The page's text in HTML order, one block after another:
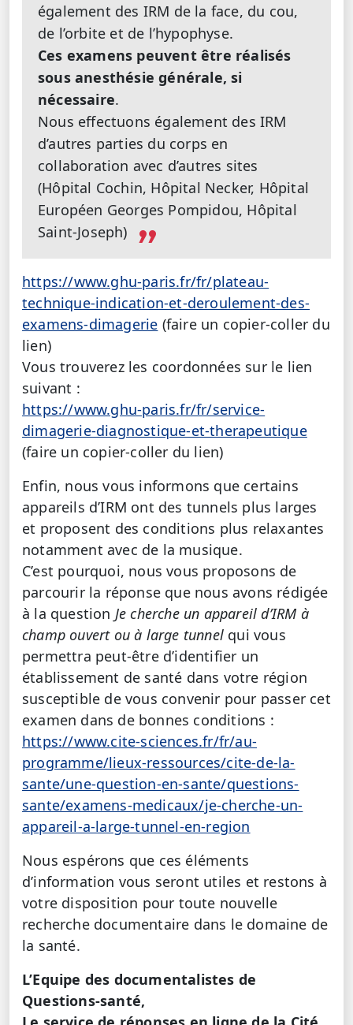
également des IRM de la face, du cou,
de l’orbite et de l’hypophyse.
Ces examens peuvent être réalisés
sous anesthésie générale, si
nécessaire.
Nous effectuons également des IRM
d’autres parties du corps en
collaboration avec d’autres sites
(Hôpital Cochin, Hôpital Necker, Hôpital
Européen Georges Pompidou, Hôpital
Saint-Joseph)
https://www.ghu-paris.fr/fr/plateau-
technique-indication-et-deroulement-des-
examens-dimagerie (faire un copier-coller du
lien)
Vous trouverez les coordonnées sur le lien
suivant :
https://www.ghu-paris.fr/fr/service-
dimagerie-diagnostique-et-therapeutique
(faire un copier-coller du lien)
Enfin, nous vous informons que certains
appareils d’IRM ont des tunnels plus larges
et proposent des conditions plus relaxantes
notamment avec de la musique.
C’est pourquoi, nous vous proposons de
parcourir la réponse que nous avons rédigée
à la question Je cherche un appareil d’IRM à
champ ouvert ou à large tunnel qui vous
permettra peut-être d’identifier un
établissement de santé dans votre région
susceptible de vous convenir pour passer cet
examen dans de bonnes conditions :
https://www.cite-sciences.fr/fr/au-
programme/lieux-ressources/cite-de-la-
sante/une-question-en-sante/questions-
sante/examens-medicaux/je-cherche-un-
appareil-a-large-tunnel-en-region
Nous espérons que ces éléments
d’information vous seront utiles et restons à
votre disposition pour toute nouvelle
recherche documentaire dans le domaine de
la santé.
L’Equipe des documentalistes de
Questions-santé,